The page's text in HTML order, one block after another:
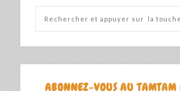
ABONNEZ-VOUS AU